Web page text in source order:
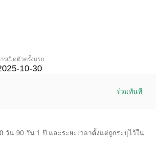
รเปิดตัวครั้งแรก
10-30
ร่วมทันที
น 90 วัน 1 ปี และระยะเวลาตั้งแต่ถูกระบุไว้ใน